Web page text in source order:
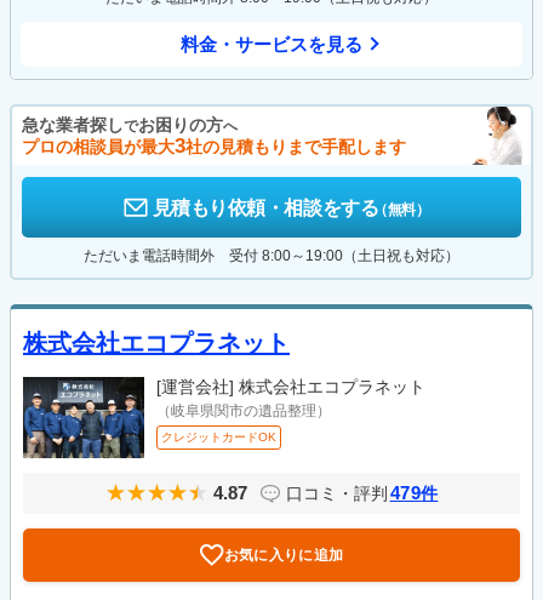
料金・サービスを見る
急な業者探しでお困りの方へ
プロの相談員が最大3社の見積もりまで手配します
見積もり依頼・相談をする（無料）
ただいま電話時間外 受付 8:00～19:00（土日祝も対応）
株式会社エコプラネット
[運営会社] 株式会社エコプラネット
（岐阜県関市の遺品整理）
クレジットカードOK
4.87 口コミ・評判 479件
お気に入りに追加